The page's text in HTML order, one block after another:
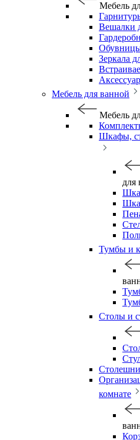
Мебель
Вешалки
Зеркала
Мебель для ванной
Мебель
Шкафы,
для
Тумбы и
Столы и
комнате